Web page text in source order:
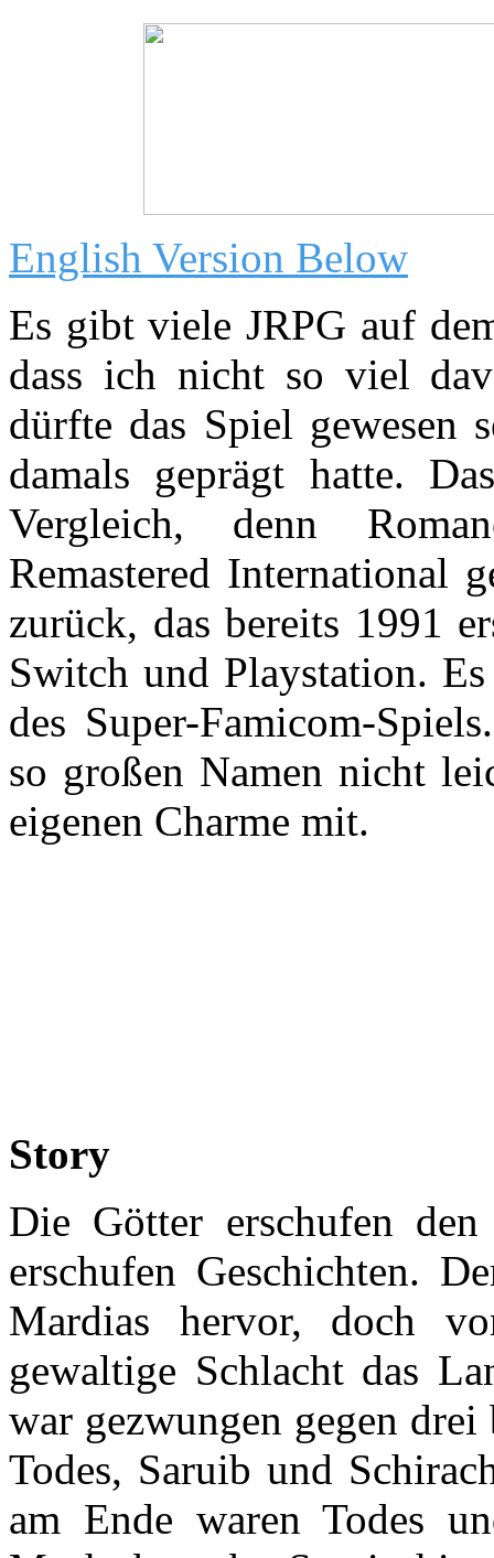
English Version Below
Es gibt viele JRPG auf
dass ich nicht so viel
dürfte das Spiel gewesen
damals geprägt hatte.
Vergleich, denn
Remastered International
zurück, das bereits 1991
Switch und Playstation.
des Super-Famicom-
so großen Namen nicht
eigenen Charme mit.
Story
Die Götter erschufen
erschufen Geschichten.
Mardias hervor, doch
gewaltige Schlacht das
war gezwungen gegen
Todes, Saruib und
am Ende waren Todes